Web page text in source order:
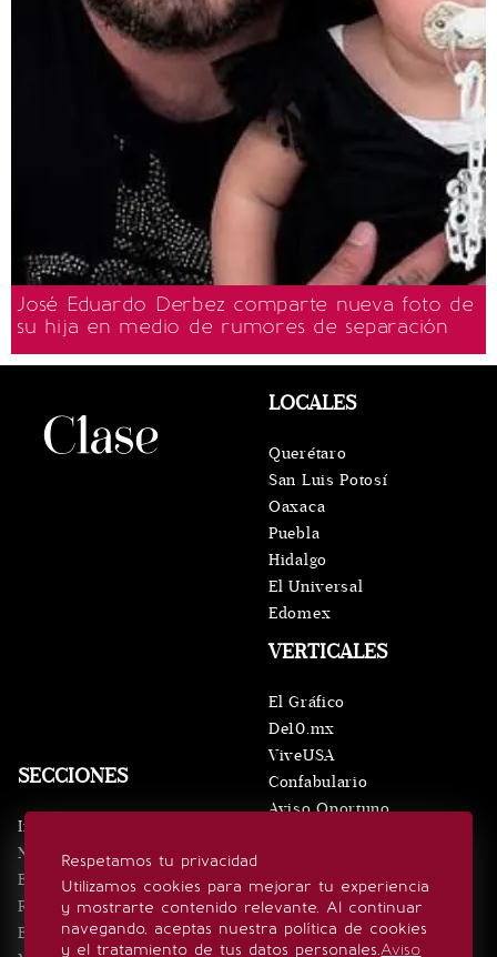
José Eduardo Derbez comparte nueva foto de
su hija en medio de rumores de separación
Respetamos tu privacidad
Utilizamos cookies para mejorar tu experiencia
y mostrarte contenido relevante. Al continuar
navegando, aceptas nuestra política de cookies
y el tratamiento de tus datos personales.Aviso
SECCIONES
Inicio
Noticias
Eventos
Realeza
Estilo de vida
VERTICALES
El Gráfico
De10.mx
ViveUSA
Confabulario
Aviso Oportuno
LOCALES
Querétaro
San Luis Potosí
Oaxaca
Puebla
Hidalgo
El Universal
Edomex
SÍGUENOS